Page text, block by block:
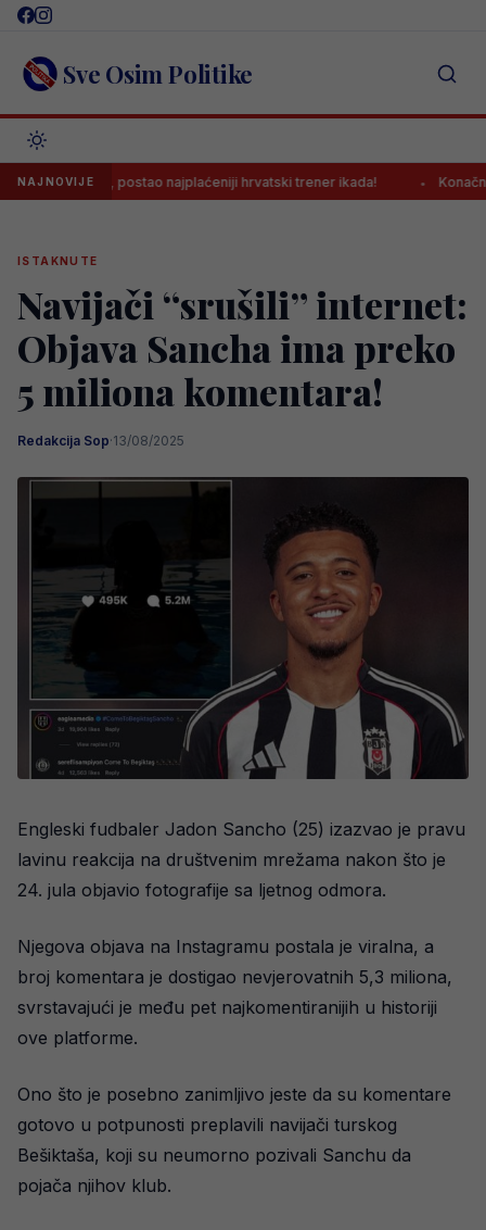
Skip
content Sve Osim Politike
NAJNOVIJE
posao, postao najplaćeniji hrvatski trener ikada! Konačno:
ISTAKNUTE
Navijači “srušili” internet:
Objava Sancha ima preko
5 miliona komentara!
Redakcija Sop·13/08/2025
Engleski fudbaler Jadon Sancho (25) izazvao je pravu
lavinu reakcija na društvenim mrežama nakon što je
24. jula objavio fotografije sa ljetnog odmora.
Njegova objava na Instagramu postala je viralna, a
broj komentara je dostigao nevjerovatnih 5,3 miliona,
svrstavajući je među pet najkomentiranijih u historiji
ove platforme.
Ono što je posebno zanimljivo jeste da su komentare
gotovo u potpunosti preplavili navijači turskog
Bešiktaša, koji su neumorno pozivali Sanchu da
pojača njihov klub.